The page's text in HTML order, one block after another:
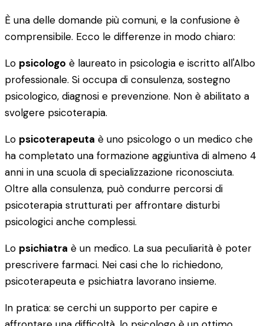
È una delle domande più comuni, e la confusione è
comprensibile. Ecco le differenze in modo chiaro:
Lo psicologo è laureato in psicologia e iscritto all'Albo
professionale. Si occupa di consulenza, sostegno
psicologico, diagnosi e prevenzione. Non è abilitato a
svolgere psicoterapia.
Lo psicoterapeuta è uno psicologo o un medico che
ha completato una formazione aggiuntiva di almeno 4
anni in una scuola di specializzazione riconosciuta.
Oltre alla consulenza, può condurre percorsi di
psicoterapia strutturati per affrontare disturbi
psicologici anche complessi.
Lo psichiatra è un medico. La sua peculiarità è poter
prescrivere farmaci. Nei casi che lo richiedono,
psicoterapeuta e psichiatra lavorano insieme.
In pratica: se cerchi un supporto per capire e